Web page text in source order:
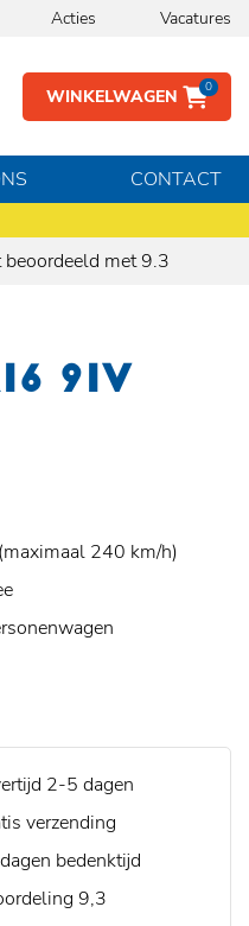
Acties Vacatures
WINKELWAGEN 0
CONTACT
beoordeeld met 9.3
91V
240 km/h)
2-5 dagen
verzending
bedenktijd
9,3